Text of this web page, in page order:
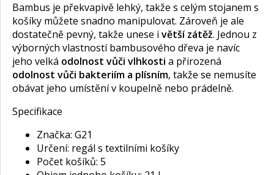
Bambus je překvapivě lehký, takže s celým stojanem s
košíky můžete snadno manipulovat. Zároveň je ale
dostatečně pevný, takže unese i větší zátěž. Jednou z
výborných vlastností bambusového dřeva je navíc
jeho velká odolnost vůči vlhkosti a přirozená
odolnost vůči bakteriím a plísním, takže se nemusíte
obávat jeho umístění v koupelně nebo prádelně.
Specifikace
Značka: G21
Určení: regál s textilními košíky
Počet košíků: 5